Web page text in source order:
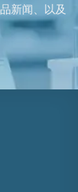
新闻、以及